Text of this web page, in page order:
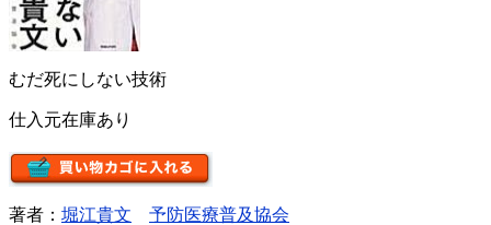
むだ死にしない技術
仕入元在庫あり
著者： 堀江貴文
予防医療普及協会